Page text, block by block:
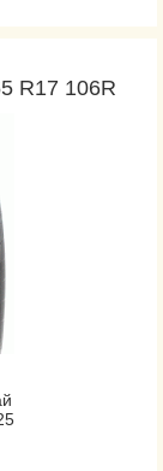
R17 106R